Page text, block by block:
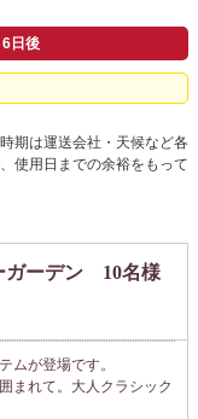
日後
期は運送会社・天候など各
使用日までの余裕をもって
ガーデン 10名様
ムが登場です。
まれて。大人クラシック